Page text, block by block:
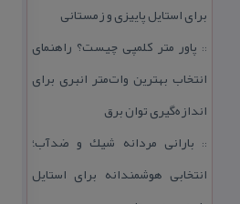
برای استایل پاییزی و زمستانی
:: پاور متر كلمپی چیست؟ راهنمای
انتخاب بهترین وات‌متر انبری برای
اندازه‌گیری توان برق
:: بارانی مردانه شیك و ضدآب؛
انتخابی هوشمندانه برای استایل